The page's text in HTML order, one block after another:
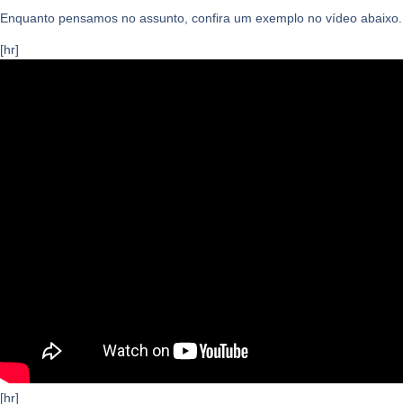
Enquanto pensamos no assunto, confira um exemplo no vídeo abaixo.
[hr]
[hr]